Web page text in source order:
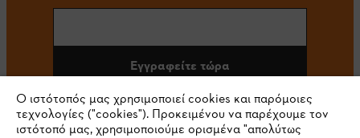
Εγγραφείτε τώρα
Ο ιστότοπός μας χρησιμοποιεί cookies και παρόμοιες
τεχνολογίες ("cookies"). Προκειμένου να παρέχουμε τον
ιστότοπό μας, χρησιμοποιούμε ορισμένα "απολύτως